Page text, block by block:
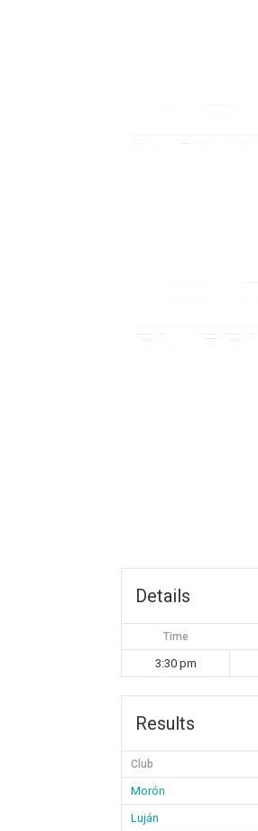
Details
Time
3:30 pm
Results
Club
Morón
Luján